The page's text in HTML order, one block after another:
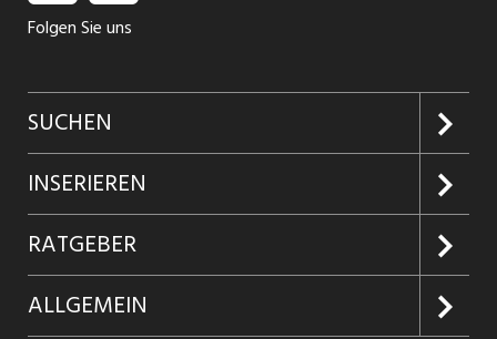
Folgen Sie uns
SUCHEN
Jobs suchen
Jobabo
Firmen entdecken
INSERIEREN
Kundenlogin
Inserieren
RATGEBER
Glossar
ALLGEMEIN